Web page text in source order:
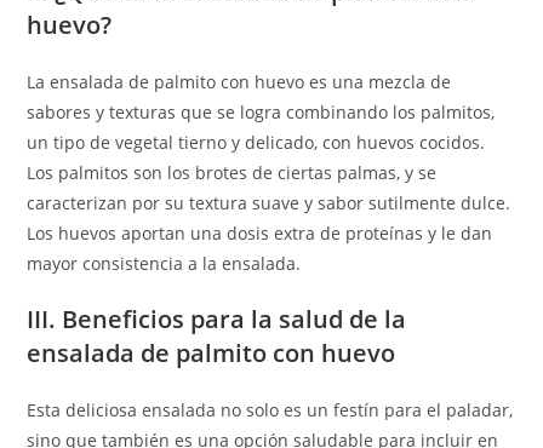
huevo?
La ensalada de palmito con huevo es una mezcla de
sabores y texturas que se logra combinando los palmitos,
un tipo de vegetal tierno y delicado, con huevos cocidos.
Los palmitos son los brotes de ciertas palmas, y se
caracterizan por su textura suave y sabor sutilmente dulce.
Los huevos aportan una dosis extra de proteínas y le dan
mayor consistencia a la ensalada.
III. Beneficios para la salud de la
ensalada de palmito con huevo
Esta deliciosa ensalada no solo es un festín para el paladar,
sino que también es una opción saludable para incluir en